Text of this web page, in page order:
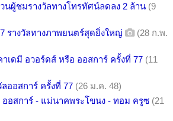
นผู้ชมรางวัลทางโทรทัศน์ลดลง 2 ล้าน (9
รางวัลทางภาพยนตร์สุดยิ่งใหญ่
(28 ก.พ.
เดมี อวอร์ดส์ หรือ ออสการ์ ครั้งที่ 77 (11
ลออสการ์ ครั้งที่ 77 (26 ม.ค. 48)
อสการ์ - แม่นาคพระโขนง - ทอม ครูซ (21